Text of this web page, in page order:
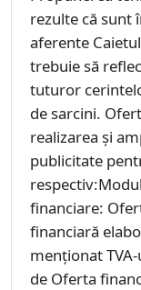
rezulte că sunt
aferente
trebuie să
tuturor
de sarcini.
realizarea şi
publicitate
financiare:
financiară
menționat
de Oferta